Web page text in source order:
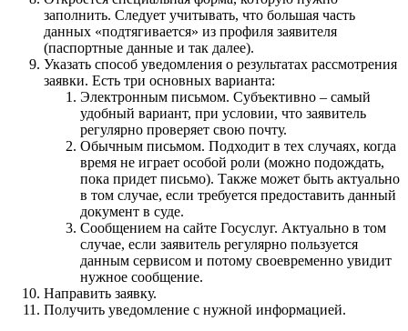
заполнить. Следует учитывать, что большая часть
данных «подтягивается» из профиля заявителя
(паспортные данные и так далее).
Указать способ уведомления о результатах рассмотрения
заявки. Есть три основных варианта:
Электронным письмом. Субъективно – самый
удобный вариант, при условии, что заявитель
регулярно проверяет свою почту.
Обычным письмом. Подходит в тех случаях, когда
время не играет особой роли (можно подождать,
пока придет письмо). Также может быть актуально
в том случае, если требуется предоставить данный
документ в суде.
Сообщением на сайте Госуслуг. Актуально в том
случае, если заявитель регулярно пользуется
данным сервисом и потому своевременно увидит
нужное сообщение.
Направить заявку.
Получить уведомление с нужной информацией.